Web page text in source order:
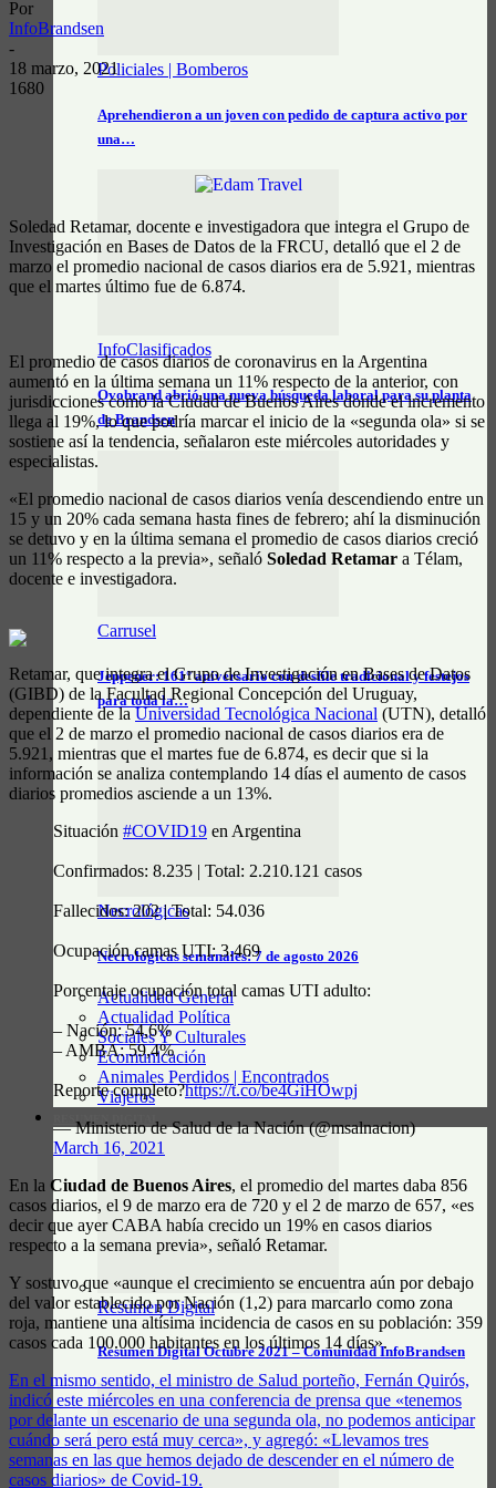
Policiales | Bomberos
Aprehendieron a un joven con pedido de captura activo por
una…
InfoClasificados
Ovobrand abrió una nueva búsqueda laboral para su planta
de Brandsen
Carrusel
Jeppener: 161° aniversario con desfile tradicional y festejos
para toda la…
Necrológicas
Necrológicas semanales: 7 de agosto 2026
Actualidad General
Actualidad Política
Sociales Y Culturales
Ecomunicación
Animales Perdidos | Encontrados
Viajeros
Resumen Digital
Resumen Digital Octubre 2021 – Comunidad InfoBrandsen
Por
InfoBrandsen
-
18 marzo, 2021
1680
Soledad Retamar, docente e investigadora que integra el Grupo de
Investigación en Bases de Datos de la FRCU, detalló que el 2 de
marzo el promedio nacional de casos diarios era de 5.921, mientras
que el martes último fue de 6.874.
El promedio de casos diarios de coronavirus en la Argentina
aumentó en la última semana un 11% respecto de la anterior, con
jurisdicciones como la Ciudad de Buenos Aires donde el incremento
llega al 19%, lo que podría marcar el inicio de la «segunda ola» si se
sostiene así la tendencia, señalaron este miércoles autoridades y
especialistas.
«El promedio nacional de casos diarios venía descendiendo entre un
15 y un 20% cada semana hasta fines de febrero; ahí la disminución
se detuvo y en la última semana el promedio de casos diarios creció
un 11% respecto a la previa», señaló Soledad Retamar a Télam,
docente e investigadora.
Retamar, que integra el Grupo de Investigación en Bases de Datos
(GIBD) de la Facultad Regional Concepción del Uruguay,
dependiente de laUniversidad Tecnológica Nacional (UTN), detalló
que el 2 de marzo el promedio nacional de casos diarios era de
5.921, mientras que el martes fue de 6.874, es decir que si la
información se analiza contemplando 14 días el aumento de casos
diarios promedios asciende a un 13%.
Situación #COVID19 en Argentina
Confirmados: 8.235 | Total: 2.210.121 casos
Fallecidos: 202 | Total: 54.036
Ocupación camas UTI: 3.469
Porcentaje ocupación total camas UTI adulto:
– Nación: 54,6%
– AMBA: 59,4%
Reporte completo?https://t.co/be4GiHOwpj
— Ministerio de Salud de la Nación (@msalnacion)
March 16, 2021
En la Ciudad de Buenos Aires, el promedio del martes daba 856
casos diarios, el 9 de marzo era de 720 y el 2 de marzo de 657, «es
decir que ayer CABA había crecido un 19% en casos diarios
respecto a la semana previa», señaló Retamar.
Y sostuvo que «aunque el crecimiento se encuentra aún por debajo
del valor establecido por Nación (1,2) para marcarlo como zona
roja, mantiene una altísima incidencia de casos en su población: 359
casos cada 100.000 habitantes en los últimos 14 días».
En el mismo sentido, el ministro de Salud porteño, Fernán Quirós,
indicó este miércoles en una conferencia de prensa que «tenemos
por delante un escenario de una segunda ola, no podemos anticipar
cuándo será pero está muy cerca», y agregó: «Llevamos tres
semanas en las que hemos dejado de descender en el número de
casos diarios» de Covid-19.